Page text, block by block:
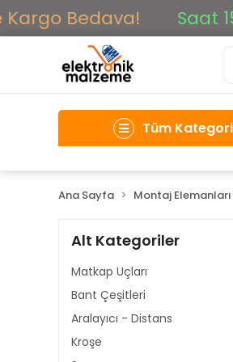
Bedava! Saat
Tüm
Ana Sayfa Montaj Elemanları
Alt Kategoriler
Matkap Uçları
Bant Çeşitleri
Aralayıcı - Distans
Kroşe